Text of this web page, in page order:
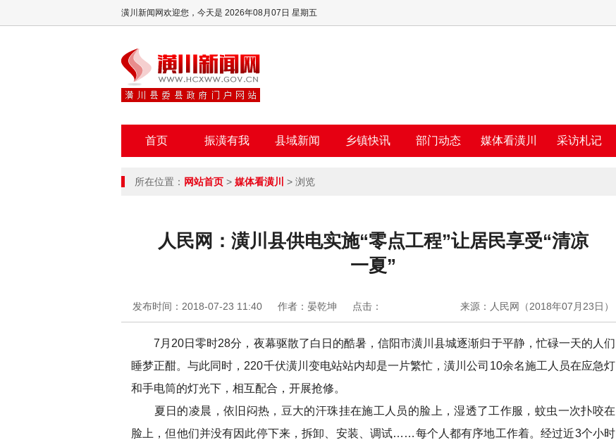
潢川新闻网欢迎您， 今天是 2026年08月07日 星期五
首页 振潢有我 县域新闻 乡镇快讯 部门动态 媒体看潢川 采访札记
所在位置： 网站首页 > 媒体看潢川 > 浏览
人民网：潢川县供电实施“零点工程”让居民享受“清凉
一夏”
来源：人民网（2018年07月23日）
发布时间：2018-07-23 11:40 作者：晏乾坤 点击：
7月20日零时28分，夜幕驱散了白日的酷暑，信阳市潢川县城逐渐归于平静，忙碌一天的人们
睡梦正酣。与此同时，220千伏潢川变电站站内却是一片繁忙，潢川公司10余名施工人员在应急灯
和手电筒的灯光下，相互配合，开展抢修。
夏日的凌晨，依旧闷热，豆大的汗珠挂在施工人员的脸上，湿透了工作服，蚊虫一次扑咬在
脸上，但他们并没有因此停下来，拆卸、安装、调试……每个人都有序地工作着。经过近3个小时